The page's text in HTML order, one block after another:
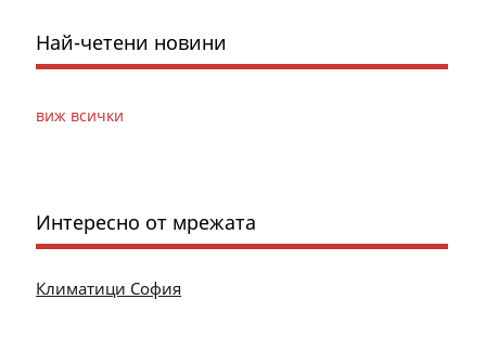
Най-четени новини
виж всички
Интересно от мрежата
Климатици София